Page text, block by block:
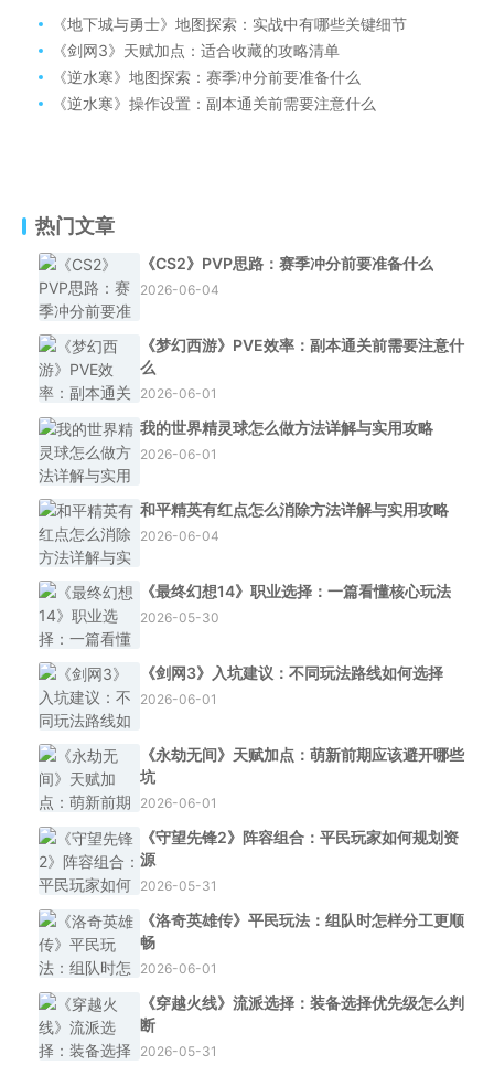
《地下城与勇士》地图探索：实战中有哪些关键细节
《剑网3》天赋加点：适合收藏的攻略清单
《逆水寒》地图探索：赛季冲分前要准备什么
《逆水寒》操作设置：副本通关前需要注意什么
热门文章
《CS2》PVP思路：赛季冲分前要准备什么
2026-06-04
《梦幻西游》PVE效率：副本通关前需要注意什
么
2026-06-01
我的世界精灵球怎么做方法详解与实用攻略
2026-06-01
和平精英有红点怎么消除方法详解与实用攻略
2026-06-04
《最终幻想14》职业选择：一篇看懂核心玩法
2026-05-30
《剑网3》入坑建议：不同玩法路线如何选择
2026-06-01
《永劫无间》天赋加点：萌新前期应该避开哪些
坑
2026-06-01
《守望先锋2》阵容组合：平民玩家如何规划资
源
2026-05-31
《洛奇英雄传》平民玩法：组队时怎样分工更顺
畅
2026-06-01
《穿越火线》流派选择：装备选择优先级怎么判
断
2026-05-31